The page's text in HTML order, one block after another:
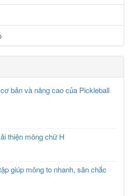
bản và nâng cao của Pickleball
thiện mông chữ H
giúp mông to nhanh, săn chắc